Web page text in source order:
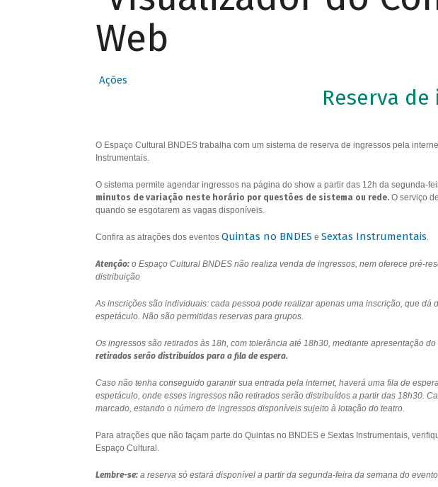
Web
Ações
Reserva de
O Espaço Cultural BNDES trabalha com um sistema de reserva de ingressos pela
Instrumentais.
O sistema permite agendar ingressos na página do show a partir das 12h da segunda-
minutos de variação neste horário por questões de sistema ou rede.O serviço
quando se esgotarem as vagas disponíveis.
Confira as atrações dos eventos Quintas no BNDES e Sextas Instrumentais.
Atenção:o Espaço Cultural BNDES não realiza venda de ingressos, nem oferece pré-
distribuição
As inscrições são individuais: cada pessoa pode realizar apenas uma inscrição, que dá
espetáculo. Não são permitidas reservas para grupos.
Os ingressos são retirados às 18h, com tolerância até 18h30, mediante apresentação
retirados serão distribuídos para a fila de espera.
Caso não tenha conseguido garantir sua entrada pela internet, haverá uma fila de
espetáculo, onde esses ingressos não retirados serão distribuídos a partir das 18h30.
marcado, estando o número de ingressos disponíveis sujeito à lotação do teatro.
Para atrações que não façam parte do Quintas no BNDES e Sextas Instrumentais,
Espaço Cultural.
Lembre-se:a reserva só estará disponível a partir da segunda-feira da semana do